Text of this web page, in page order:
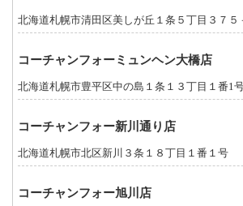
北海道札幌市清田区美しが丘１条５丁目３７５
コーチャンフォーミュンヘン大橋店
北海道札幌市豊平区中の島１条１３丁目１番1
コーチャンフォー新川通り店
北海道札幌市北区新川３条１８丁目１番１号
コーチャンフォー旭川店